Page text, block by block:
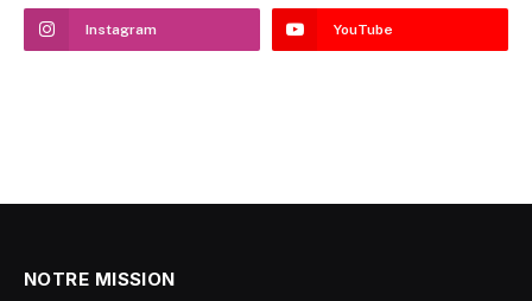
Instagram YouTube
NOTRE MISSION